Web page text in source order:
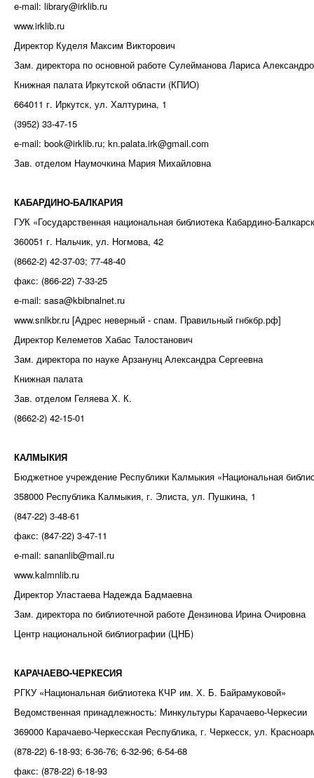
e-mail: library@irklib.ru
www.irklib.ru
Директор Куделя Максим Викторович
Зам. директора по основной работе Сулейманова Лариса
Книжная палата Иркутской области (КПИО)
664011 г. Иркутск, ул. Халтурина, 1
(3952) 33-47-15
e-mail: book@irklib.ru; kn.palata.irk@gmail.com
Зав. отделом Наумочкина Мария Михайловна
КАБАРДИНО-БАЛКАРИЯ
ГУК «Государственная национальная библиотека Кабардино-
360051 г. Нальчик, ул. Ногмова, 42
(8662-2) 42-37-03; 77-48-40
факс: (866-22) 7-33-25
e-mail: sasa@kbibnalnet.ru
www.snlkbr.ru [Адрес неверный - спам. Правильный гнбкбр.рф]
Директор Келеметов Хабаc Талостанович
Зам. директора по науке Арзанунц Александра Сергеевна
Книжная палата
Зав. отделом Геляева Х. К.
(8662-2) 42-15-01
КАЛМЫКИЯ
Бюджетное учреждение Республики Калмыкия «Национальная
358000 Республика Калмыкия, г. Элиста, ул. Пушкина, 1
(847-22) 3-48-61
факс: (847-22) 3-47-11
e-mail: sananlib@mail.ru
www.kalmnlib.ru
Директор Уластаева Надежда Бадмаевна
Зам. директора по библиотечной работе Дензинова Ирина Очировна
Центр национальной библиографии (ЦНБ)
КАРАЧАЕВО-ЧЕРКЕСИЯ
РГКУ «Национальная библиотека КЧР им. Х. Б. Байрамуковой»
Ведомственная принадлежность: Минкультуры Карачаево-Черкесии
369000 Карачаево-Черкесская Республика, г. Черкесск, ул.
(878-22) 6-18-93; 6-36-76; 6-32-96; 6-54-68
факс: (878-22) 6-18-93